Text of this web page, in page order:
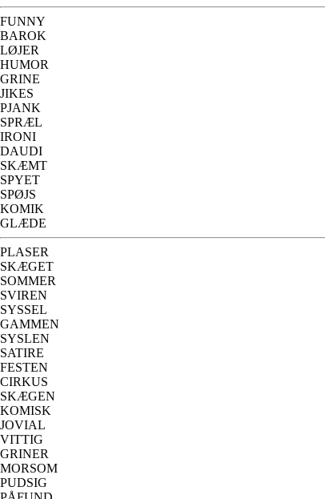
FUNNY
BAROK
LØJER
HUMOR
GRINE
JIKES
PJANK
SPRÆL
IRONI
DAUDI
SKÆMT
SPYET
SPØJS
KOMIK
GLÆDE
PLASER
SKÆGET
SOMMER
SVIREN
SYSSEL
GAMMEN
SYSLEN
SATIRE
FESTEN
CIRKUS
SKÆGEN
KOMISK
JOVIAL
VITTIG
GRINER
MORSOM
PUDSIG